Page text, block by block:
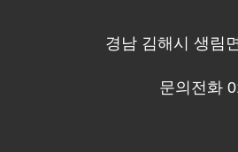
경남 김해시 생림
문의전화